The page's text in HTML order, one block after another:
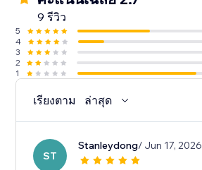
9 รีวิว
5
4
3
2
1
เรียงตาม ล่าสุด
ST
Stanleydong/ Jun 17, 2026